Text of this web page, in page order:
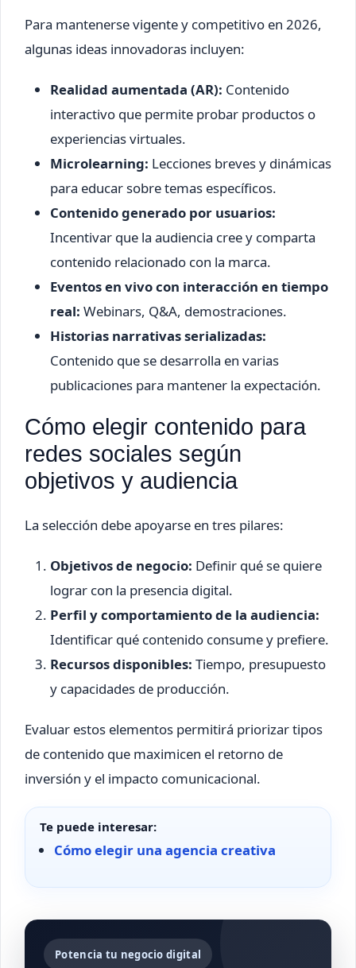
Para mantenerse vigente y competitivo en 2026,
algunas ideas innovadoras incluyen:
Realidad aumentada (AR): Contenido
interactivo que permite probar productos o
experiencias virtuales.
Microlearning: Lecciones breves y dinámicas
para educar sobre temas específicos.
Contenido generado por usuarios:
Incentivar que la audiencia cree y comparta
contenido relacionado con la marca.
Eventos en vivo con interacción en tiempo
real: Webinars, Q&A, demostraciones.
Historias narrativas serializadas:
Contenido que se desarrolla en varias
publicaciones para mantener la expectación.
Cómo elegir contenido para
redes sociales según
objetivos y audiencia
La selección debe apoyarse en tres pilares:
Objetivos de negocio: Definir qué se quiere
lograr con la presencia digital.
Perfil y comportamiento de la audiencia:
Identificar qué contenido consume y prefiere.
Recursos disponibles: Tiempo, presupuesto
y capacidades de producción.
Evaluar estos elementos permitirá priorizar tipos
de contenido que maximicen el retorno de
inversión y el impacto comunicacional.
Te puede interesar:
Cómo elegir una agencia creativa
Potencia tu negocio digital